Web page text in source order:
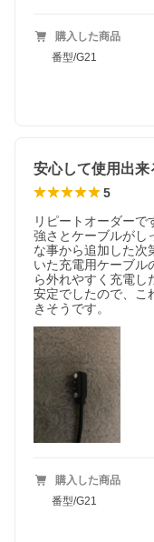
購入した商品
番型/G21
安心して使用出来
5
リピートオーダー
強さとケーブルがし
な事から追加した次
いた充電用ケーブル
ら外れやすく充電し
安定でしたので、こ
きそうです。
購入した商品
番型/G21